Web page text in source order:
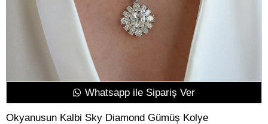
Whatsapp ile Sipariş Ver
Okyanusun Kalbi Sky Diamond Gümüş Kolye